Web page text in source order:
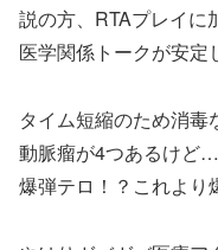
説の方、RTAプレイに
医学関係トークが安定
タイム短縮のため消毒
動脈瘤が4つあるけど
爆弾テロ！？これよ